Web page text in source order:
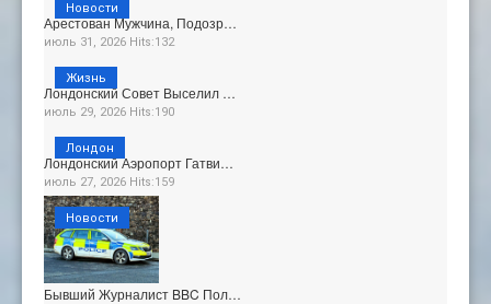
Арестован Мужчина, Подозр…
июль 31, 2026 Hits:132
Новости
Лондонский Совет Выселил …
июль 29, 2026 Hits:190
Жизнь
Лондонский Аэропорт Гатви…
июль 27, 2026 Hits:159
Лондон
Бывший Журналист BBC Пол…
Новости